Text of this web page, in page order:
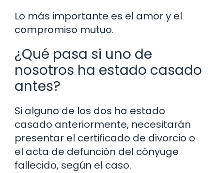
Lo más importante es el amor y el
compromiso mutuo.
¿Qué pasa si uno de
nosotros ha estado casado
antes?
Si alguno de los dos ha estado
casado anteriormente, necesitarán
presentar el certificado de divorcio o
el acta de defunción del cónyuge
fallecido, según el caso.